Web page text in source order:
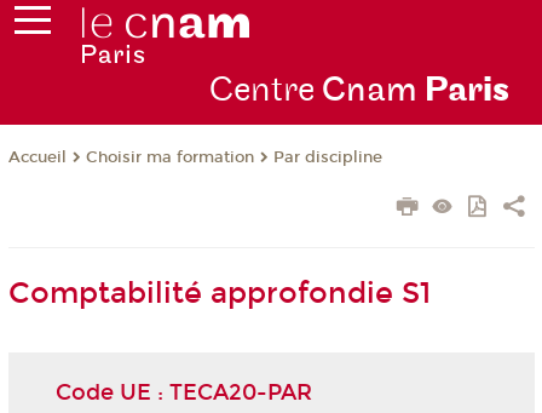
Centre Cnam Paris
Accueil Choisir ma formation Par discipline
Comptabilité approfondie S1
Code UE : TECA20-PAR